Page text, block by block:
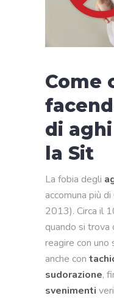
Come
di
la Sit
La fobia degli
accomuna più
2013). Circa il
quando si trova
reagire con uno
anche con
sudorazione,
svenimenti